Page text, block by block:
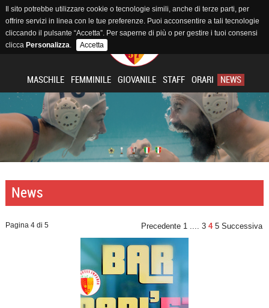
MASCHILE FEMMINILE GIOVANILE STAFF ORARI NEWS
News
Pagina 4 di 5 Precedente 1 .... 3 4 5 Successiva
Il sito potrebbe utilizzare cookie o tecnologie simili, anche di terze parti, per
offrire servizi in linea con le tue preferenze. Puoi acconsentire a tali tecnologie
cliccando il pulsante “Accetta”. Per saperne di più o per gestire i tuoi consensi
clicca Personalizza. Accetta